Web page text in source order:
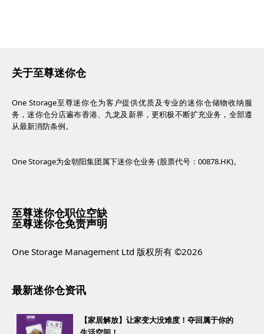
关于至尊迷你仓
One Storage至尊迷你仓为客户提供优质及专业的迷你仓储物收纳服
务，迷你仓分店遍布香港、九龙及新界，更积极不断扩充业务，全部遵
从最新消防条例。
One Storage为金朝阳集团属下迷你仓业务 (股票代号：00878.HK)。
至尊迷你仓职位空缺
至尊迷你仓免责声明
One Storage Management Ltd 版权所有 ©2026
最新迷你仓资讯
【家居解放】让家变大没难度！夺回属于你的